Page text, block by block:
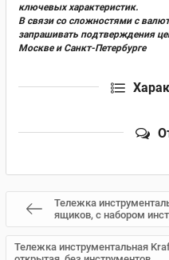
ключевых характеристик.
В связи со сложностями с
запрашивать подтверждения
Москве и Санкт-Петербурге
Тележка
ящиков, с набором
Тележка инструментальная